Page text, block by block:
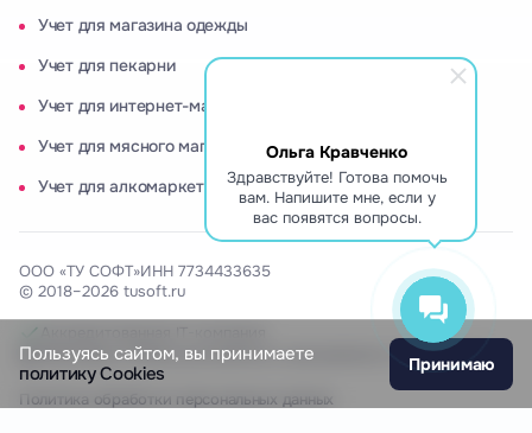
Ольга Кравченко
Здравствуйте! Готова помочь
вам. Напишите мне, если у
вас появятся вопросы.
Пользуясь сайтом, вы принимаете
политику Cookies
Принимаю
Учет для магазина одежды
Учет для пекарни
Учет для интернет-магазина
Учет для мясного магазина
Учет для алкомаркета
ООО «ТУ СОФТ»ИНН 7734433635
© 2018–2026 tusoft.ru
Включены в Реестр российского программного обеспечения
Политика обработки персональных данных